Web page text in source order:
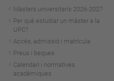
Màsters universitaris 2026-2027
Per què estudiar un màster a la
UPC?
Accés, admissió i matrícula
Preus i beques
Calendari i normatives
acadèmiques